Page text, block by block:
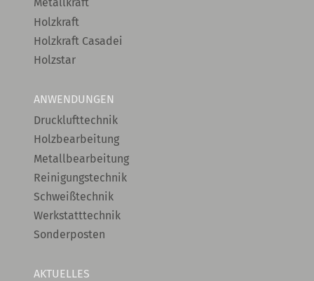
Metallkraft
Holzkraft
Holzkraft Casadei
Holzstar
ANWENDUNGEN
Drucklufttechnik
Holzbearbeitung
Metallbearbeitung
Reinigungstechnik
Schweißtechnik
Werkstatttechnik
Sonderposten
AKTUELLES